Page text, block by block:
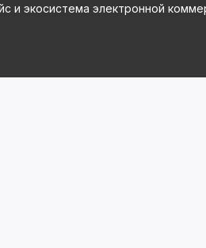
и экосистема электронной